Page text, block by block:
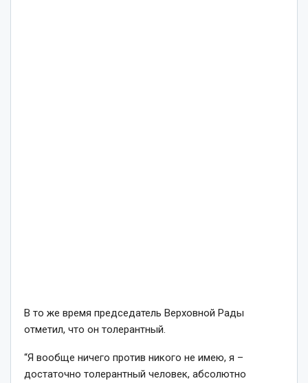
В то же время председатель Верховной Рады
отметил, что он толерантный.
“Я вообще ничего против никого не имею, я –
достаточно толерантный человек, абсолютно